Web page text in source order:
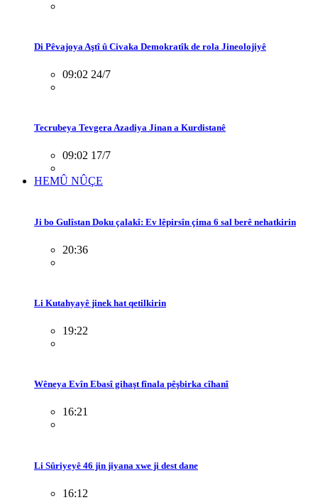
Di Pêvajoya Aştî û Civaka Demokratîk de rola Jineolojiyê
09:02 24/7
Tecrubeya Tevgera Azadiya Jinan a Kurdistanê
09:02 17/7
HEMÛ NÛÇE
Ji bo Gulîstan Doku çalakî: Ev lêpirsîn çima 6 sal berê nehatkirin
20:36
Li Kutahyayê jinek hat qetilkirin
19:22
Wêneya Evîn Ebasî gihaşt fînala pêşbirka cîhanî
16:21
Li Sûriyeyê 46 jin jiyana xwe ji dest dane
16:12